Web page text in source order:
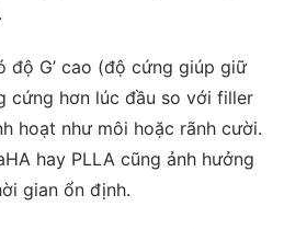
độ G’ cao (độ cứng giúp giữ
cứng hơn lúc đầu so với filler
hoạt như môi hoặc rãnh cười.
hay PLLA cũng ảnh hưởng
gian ổn định.